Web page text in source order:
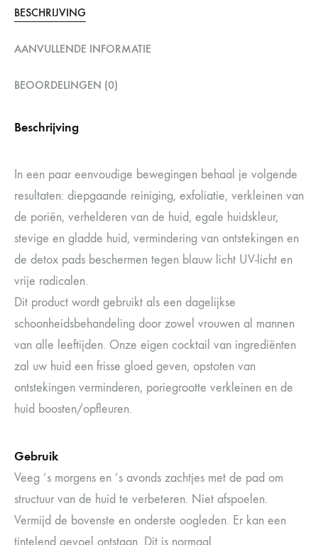
BESCHRIJVING
AANVULLENDE INFORMATIE
BEOORDELINGEN (0)
Beschrijving
In een paar eenvoudige bewegingen behaal je volgende
resultaten: diepgaande reiniging, exfoliatie, verkleinen van
de poriën, verhelderen van de huid, egale huidskleur,
stevige en gladde huid, vermindering van ontstekingen en
de detox pads beschermen tegen blauw licht UV-licht en
vrije radicalen.
Dit product wordt gebruikt als een dagelijkse
schoonheidsbehandeling door zowel vrouwen al mannen
van alle leeftijden. Onze eigen cocktail van ingrediënten
zal uw huid een frisse gloed geven, opstoten van
ontstekingen verminderen, poriegrootte verkleinen en de
huid boosten/opfleuren.
Gebruik
Veeg ’s morgens en ’s avonds zachtjes met de pad om
structuur van de huid te verbeteren. Niet afspoelen.
Vermijd de bovenste en onderste oogleden. Er kan een
tintelend gevoel ontstaan. Dit is normaal.